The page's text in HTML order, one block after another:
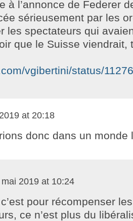
à l’annonce de Federer
sérieusement par les
les spectateurs qui
que le Suisse viendrait,
vgibertini/status/
at 20:18
donc dans un monde
mai 2019 at 10:24
pour récompenser les
ce n’est plus du